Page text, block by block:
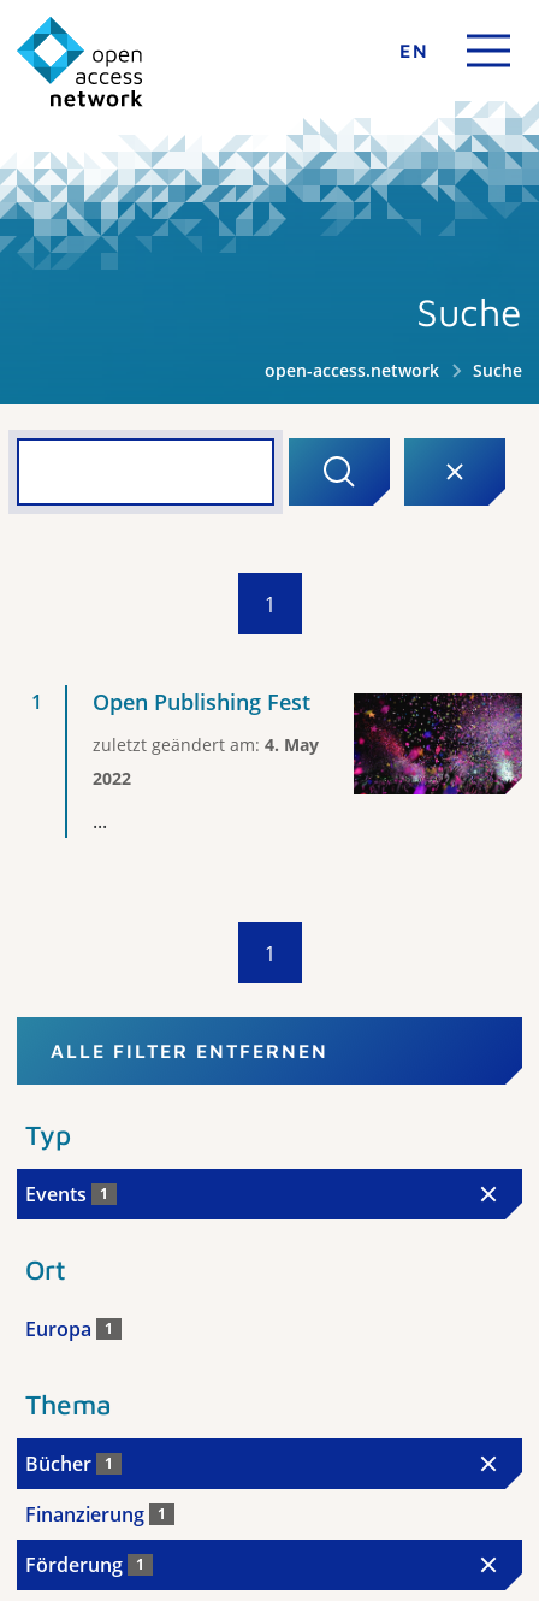
EN
Suche
open-access.network Suche
1
Open Publishing Fest
zuletzt geändert am: 4. May
2022
...
1
ALLE FILTER ENTFERNEN
Typ
Events 1
Ort
Europa 1
Thema
Bücher 1
Finanzierung 1
Förderung 1